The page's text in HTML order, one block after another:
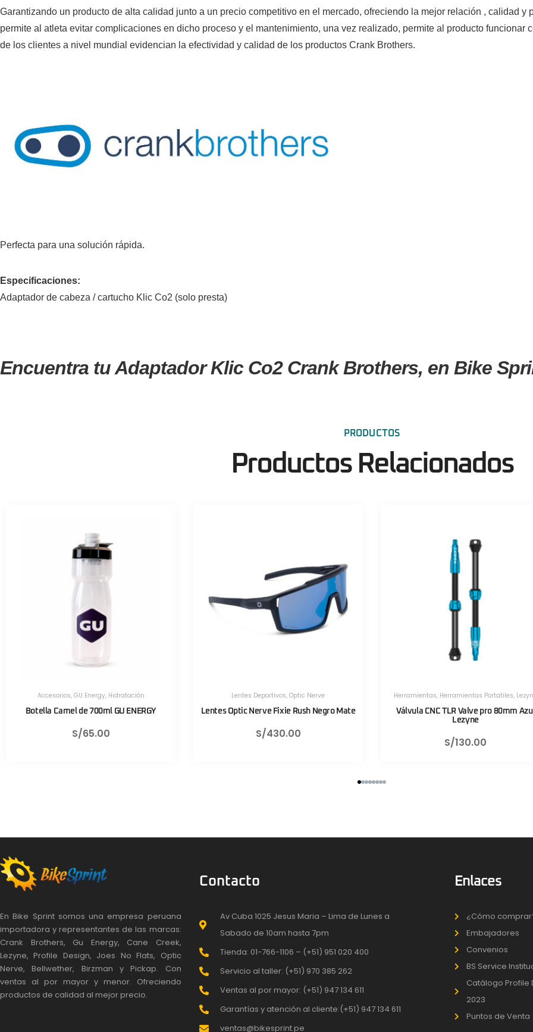
Garantizando un producto de alta calidad junto a un precio competitivo en el mercado, ofreciendo la mejor relación , calidad
permite al atleta evitar complicaciones en dicho proceso y el mantenimiento, una vez realizado, permite al producto funcionar
de los clientes a nivel mundial evidencian la efectividad y calidad de los productos Crank Brothers.
Perfecta para una solución rápida.
Especificaciones:
Adaptador de cabeza / cartucho Klic Co2 (solo presta)
Encuentra tu Adaptador Klic Co2 Crank Brothers, en Bike
PRODUCTOS
Productos Relacionados
Lentes Deportivos,Optic Nerve
Lentes Optic Nerve Fixie Rush Negro Mate
S/430.00
Herramientas,Herramientas Portatiles
Válvula CNC TLR Valve pro 80mm Azul
Herramientas,Herramientas
Válvula CNC TLR Valve pro
Lezyne
S/130.00
En Bike Sprint somos una empresa peruana
importadora y representantes de las marcas:
Crank Brothers, Gu Energy, Cane Creek,
Lezyne, Profile Design, Joes No Flats, Optic
Nerve, Bellwether, Birzman y Pickap. Con
ventas al por mayor y menor. Ofreciendo
productos de calidad al mejor precio.
Contacto
Av Cuba 1025 Jesus Maria – Lima de Lunes a
Sabado de 10am hasta 7pm
Tienda: 01-766-1106 – (+51) 951 020 400
Servicio al taller: (+51) 970 385 262
Ventas al por mayor: (+51) 947 134 611
Garantías y atención al cliente:(+51) 947 134 611
ventas@bikesprint.pe
Enlaces
¿Cómo
Embajadores
Convenios
BS Service
Catálogo Profile
2023
Puntos de Venta